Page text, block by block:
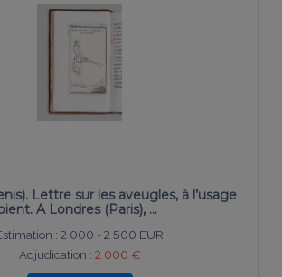
Lettre sur les aveugles, à l’usage
A Londres (Paris), …
: 2 000 - 2 500 EUR
Adjudication : 2 000 €